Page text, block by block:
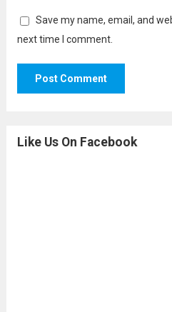
Save my name, email, and
next time I comment.
Like Us On Facebook